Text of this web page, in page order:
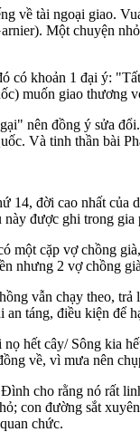
về tài ngoại giao.
Một chuyện
có khoản 1 đại ý:
muốn giao
nên đồng ý sửa
Và tinh thần bài
14, đời cao nhất
được ghi trong
một cặp vợ chồng
nhưng 2 vợ chồng
vẫn chạy theo,
táng, điều kiện để
hết cây/ Sông kia
về, vì mưa nên
cho rằng nó rất
con đường sắt
chức.